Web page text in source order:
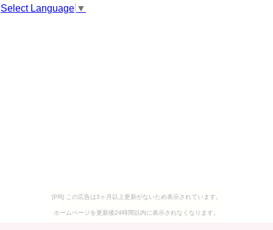
Select Language ▼
[PR] この広告は3ヶ月以上更新がないため表示されています。
ホームページを更新後24時間以内に表示されなくなります。